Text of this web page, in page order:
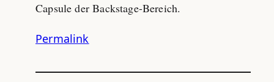
Capsule der Backstage-Bereich.
Permalink